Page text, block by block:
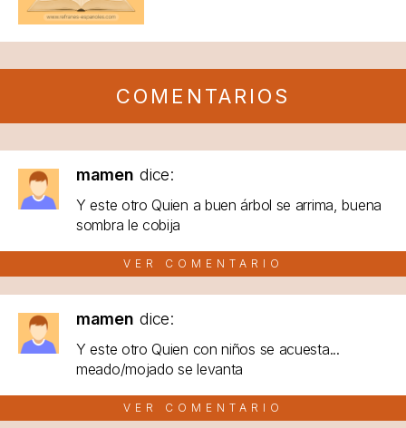
COMENTARIOS
mamen dice:
Y este otro Quien a buen árbol se arrima, buena
sombra le cobija
VER COMENTARIO
mamen dice:
Y este otro Quien con niños se acuesta...
meado/mojado se levanta
VER COMENTARIO